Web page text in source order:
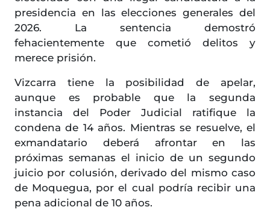
presidencia en las elecciones generales del
2026. La sentencia demostró
fehacientemente que cometió delitos y
merece prisión.
Vizcarra tiene la posibilidad de apelar,
aunque es probable que la segunda
instancia del Poder Judicial ratifique la
condena de 14 años. Mientras se resuelve, el
exmandatario deberá afrontar en las
próximas semanas el inicio de un segundo
juicio por colusión, derivado del mismo caso
de Moquegua, por el cual podría recibir una
pena adicional de 10 años.